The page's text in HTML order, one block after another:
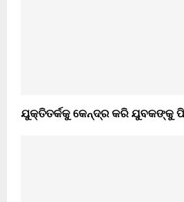
ଯୁକ୍ତିତର୍କକୁ କେନ୍ଦ୍ର କରି ଯୁବକଙ୍କୁ